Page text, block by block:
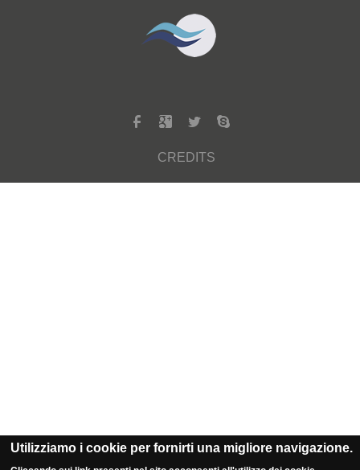
CREDITS
Utilizziamo i cookie per fornirti una migliore navigazione.